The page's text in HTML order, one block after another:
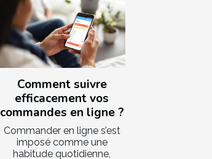
Comment suivre
efficacement vos
commandes en ligne ?
Commander en ligne s’est
imposé comme une
habitude quotidienne,